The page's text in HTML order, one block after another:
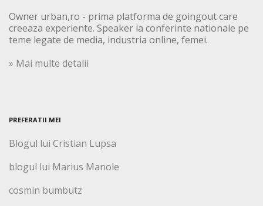
Owner urban,ro - prima platforma de goingout care
creeaza experiente. Speaker la conferinte nationale pe
teme legate de media, industria online, femei.
» Mai multe detalii
PREFERATII MEI
Blogul lui Cristian Lupsa
blogul lui Marius Manole
cosmin bumbutz